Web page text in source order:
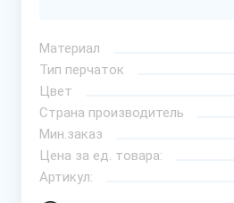
Материал
Тип перчаток
Цвет
Страна производитель
Мин.заказ
Цена за ед. товара:
Артикул: